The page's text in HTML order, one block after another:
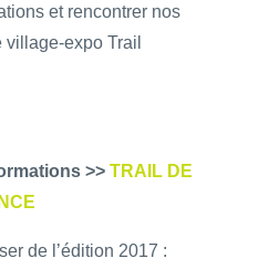
et rencontrer nos
expo Trail
>> TRAIL DE
de l’édition 2017 :